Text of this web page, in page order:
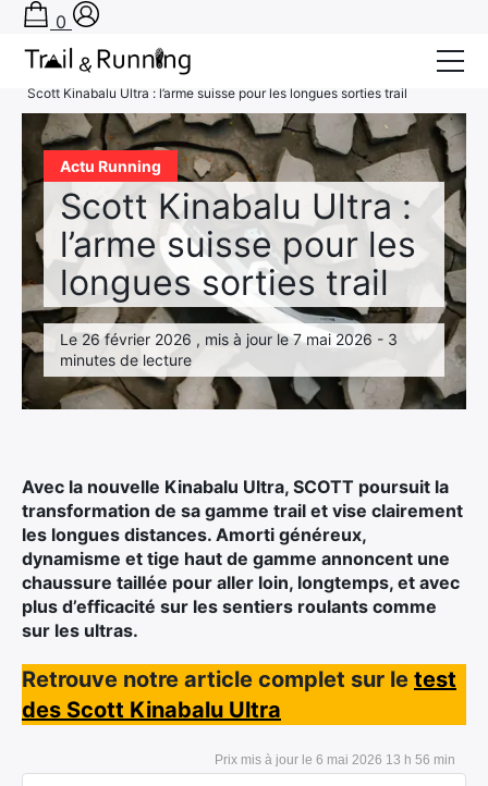
Actu Running
Scott Kinabalu Ultra :
l’arme suisse pour les
longues sorties trail
Le 26 février 2026 , mis à jour le 7 mai 2026 - 3
minutes de lecture
Actu Running
Scott Kinabalu Ultra : l’arme suisse pour les longues sorties trail
Avec la nouvelle Kinabalu Ultra, SCOTT poursuit la
transformation de sa gamme trail et vise clairement
les longues distances. Amorti généreux,
dynamisme et tige haut de gamme annoncent une
chaussure taillée pour aller loin, longtemps, et avec
plus d’efficacité sur les sentiers roulants comme
sur les ultras.
Retrouve notre article complet sur le test
des Scott Kinabalu Ultra
6 mai 2026 13 h 56 min
0
Conseils
Récits de course
Ultra Trail de Mon Jardin
Grand Tour du Bassin d’Arcachon
Bons plans
Actu Running
TA PRÉPA SUR-MESURE